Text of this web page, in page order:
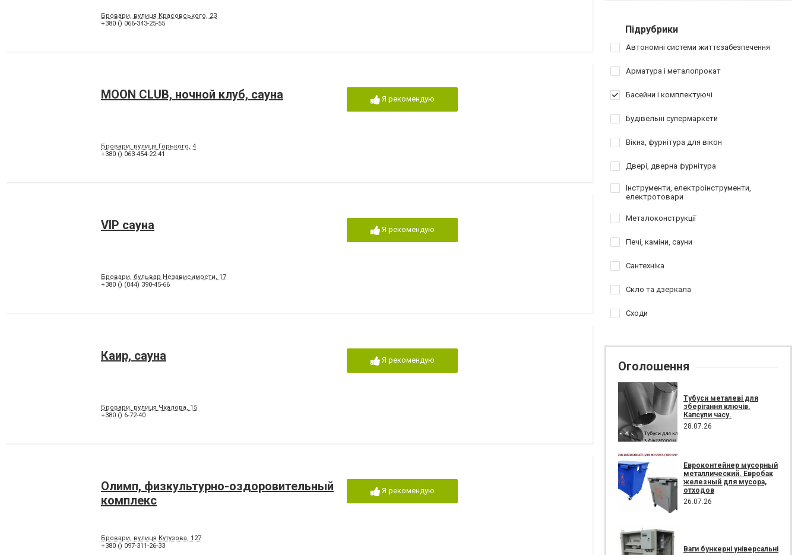
Бровари, вулиця Красовського, 23
+380 () 066-343-25-55
MOON CLUB, ночной клуб, сауна
Бровари, вулиця Горького, 4
+380 () 063-454-22-41
Я рекомендую
VIP сауна
Бровари, бульвар Независимости, 17
+380 () (044) 390-45-66
Я рекомендую
Каир, сауна
Бровари, вулиця Чкалова, 15
+380 () 6-72-40
Я рекомендую
Олимп, физкультурно-оздоровительный
комплекс
Бровари, вулиця Кутузова, 127
+380 () 097-311-26-33
Я рекомендую
Підрубрики
Автономні системи життєзабезпечення
Арматура і металопрокат
Басейни і комплектуючі
Будівельні супермаркети
Вікна, фурнітура для вікон
Двері, дверна фурнітура
Інструменти, електроінструменти,
електротовари
Металоконструкції
Печі, каміни, сауни
Сантехніка
Скло та дзеркала
Сходи
Оголошення
Тубуси металеві для
зберігання ключів.
Капсули часу.
28.07.26
Евроконтейнер мусорный
металлический. Евробак
железный для мусора,
отходов
26.07.26
Ваги бункерні універсальні